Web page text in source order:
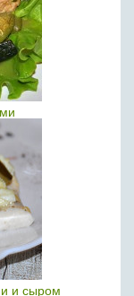
и сыром